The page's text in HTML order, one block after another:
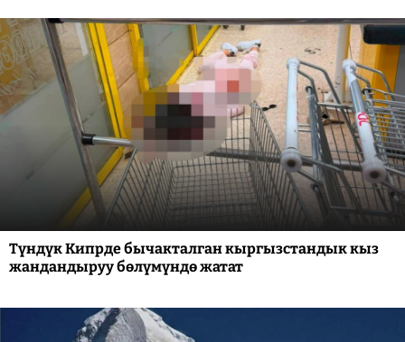
Түндүк Кипрде бычакталган кыргызстандык кыз
жандандыруу бөлүмүндө жатат